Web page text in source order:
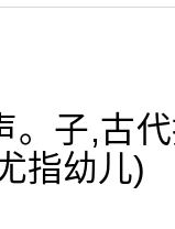
。子,古
指幼儿)